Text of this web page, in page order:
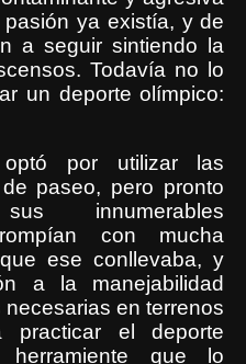
ya existía, y de
a seguir sintiendo la
Todavía no lo
un deporte olímpico:
por utilizar las
paseo, pero pronto
innumerables
con mucha
ese conllevaba, y
a la manejabilidad
en terrenos
practicar el deporte
que lo